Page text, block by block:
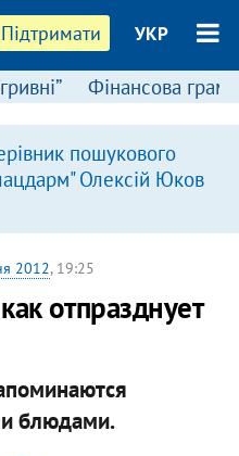
Підтримати УКР
Фінансова
пошукового
Олексій Юков
2012, 19:25
отпразднует
блюдами.